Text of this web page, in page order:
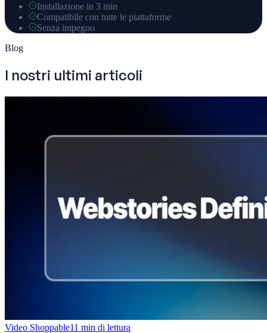
Installazione in 3 min
Compatibile con tutte le piattaforme
Senza impegno
Blog
I nostri ultimi articoli
Video Shoppable11 min di lettura